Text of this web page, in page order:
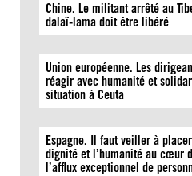
Chine. Le militant arrêté au
dalaï-lama doit être libéré
Union européenne. Les
réagir avec humanité et
situation à Ceuta
Espagne. Il faut veiller à
dignité et l’humanité au cœur
l’afflux exceptionnel de